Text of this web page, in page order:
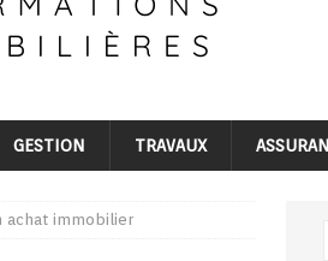
GESTION TRAVAUX
achat immobilier